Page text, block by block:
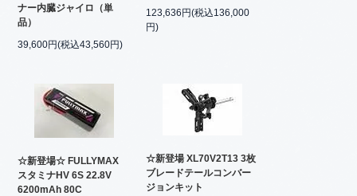
ナー内臓ジャイロ（単
品）
39,600円(税込43,560円)
123,636円(税込136,000
円)
☆新登場☆ FULLYMAX
スタミナHV 6S 22.8V
6200mAh 80C
☆新登場 XL70V2T13 3枚
ブレードテールコンバー
ジョンキット